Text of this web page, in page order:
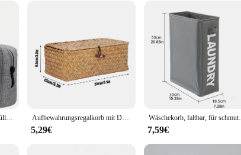
your space. Its modern design and minimalist aesthetic make it a
or boxes, this organizer set caters to a wide range of storage
requirements. The set's various sizes cater to different storage
to move and rearrange as needed, ensuring your space
retail vendors. Its sleek design and practicality make it an
storage and display purposes. Whether you're a retailer looking to
Digitale tragbare Organizer-Hülle für Kopfhörer, Reiseschrank, Aufbewahrungstasche, Reißverschluss, Zubehör, Ladegerät, Datenkabel, USB-Tasche Aufbewahrungsregalkorb mit Deckel, rechteckig, handgefertigt, Seegras, Rattan, gewebt, Make-up-Organizer, Mehrzweckbehälter, natürliche Box für
5,29€
Wäschekorb, faltbar, für
7,59€